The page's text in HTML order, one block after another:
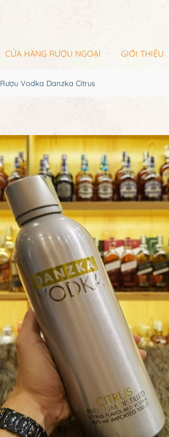
CỬA HÀNG RƯỢU NGOẠI GIỚI THIỆU
Rượu Vodka Danzka Citrus